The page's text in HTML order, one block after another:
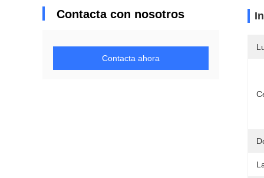
Contacta con nosotros
Contacta ahora